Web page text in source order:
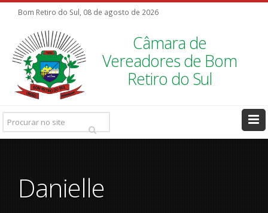
Bom Retiro do Sul, 08 de agosto de 2026
Câmara de
Vereadores de Bom
Retiro do Sul
Pesquisar
Ir
Danielle